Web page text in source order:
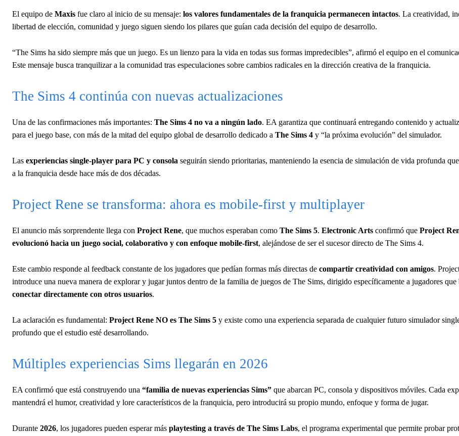
El equipo de Maxis fue claro al inicio de su mensaje: los valores fundamentales de la franquicia permanecen intactos. La creatividad,
libertad de elección, comunidad y juego siguen siendo los pilares que guían cada decisión del equipo de desarrollo.
“The Sims ha sido siempre más que un juego. Es un lienzo para la vida en todas sus formas impredecibles”, afirmó el equipo en el
Este mensaje busca tranquilizar a la comunidad tras especulaciones sobre cambios radicales en la dirección creativa de la franquicia.
The Sims 4 continúa con nuevas actualizaciones
Una de las confirmaciones más importantes: The Sims 4 no va a ningún lado. EA garantiza que continuará entregando contenido y
para el juego base, con más de la mitad del equipo global de desarrollo dedicado a The Sims 4 y “la próxima evolución” del simulador.
Las experiencias single-player para PC y consola seguirán siendo prioritarias, manteniendo la esencia de simulación de vida profunda
a la franquicia desde hace más de dos décadas.
Project Rene se transforma: ahora es mobile-first y multiplayer
El anuncio más sorprendente llega con Project Rene, que muchos esperaban como The Sims 5. Electronic Arts confirmó que Project
evolucionó hacia un juego social, colaborativo y con enfoque mobile-first, alejándose de ser el sucesor directo de The Sims 4.
Este cambio responde al feedback constante de los jugadores que pedían formas más directas de compartir creatividad con amigos.
introduce una nueva manera de explorar y jugar juntos dentro de la familia de juegos de The Sims, dirigido específicamente a jugadores que
conectar directamente con otros usuarios.
La aclaración es fundamental: Project Rene NO es The Sims 5 y existe como una experiencia separada de cualquier futuro simulador
profundo que el estudio esté desarrollando.
Múltiples experiencias Sims llegarán en 2026
EA confirmó que está construyendo una “familia de nuevas experiencias Sims” que abarcan PC, consola y dispositivos móviles. Cada
mantendrá el humor, creatividad y lore característicos de la franquicia, pero introducirá su propio mundo, enfoque y forma de jugar.
Durante 2026, los jugadores pueden esperar más playtesting a través de The Sims Labs, el programa experimental que permite probar